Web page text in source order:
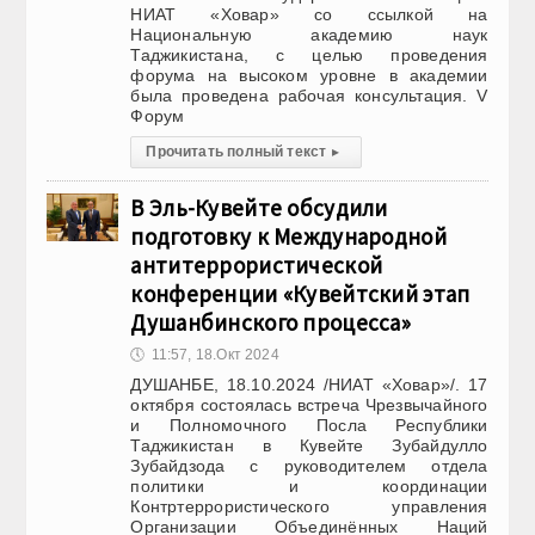
НИАТ «Ховар» со ссылкой на
Национальную академию наук
Таджикистана, с целью проведения
форума на высоком уровне в академии
была проведена рабочая консультация. V
Форум
Прочитать полный текст ▸
В Эль-Кувейте обсудили
подготовку к Международной
антитеррористической
конференции «Кувейтский этап
Душанбинского процесса»
🕔 11:57, 18.Окт 2024
ДУШАНБЕ, 18.10.2024 /НИАТ «Ховар»/. 17
октября состоялась встреча Чрезвычайного
и Полномочного Посла Республики
Таджикистан в Кувейте Зубайдулло
Зубайдзода с руководителем отдела
политики и координации
Контртеррористического управления
Организации Объединённых Наций